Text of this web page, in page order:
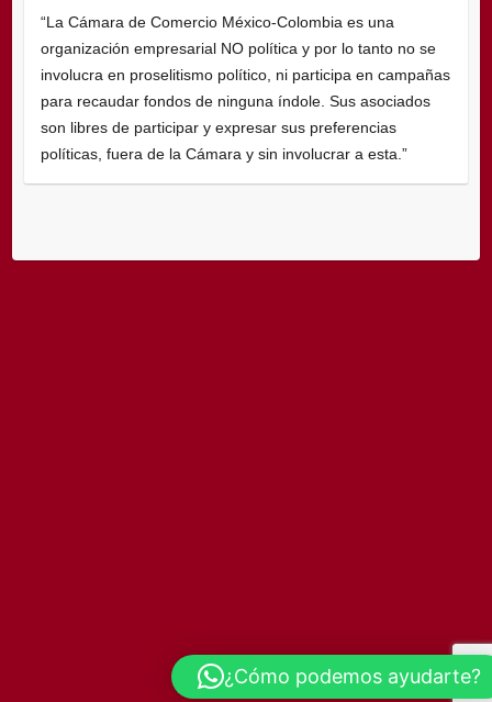
“La Cámara de Comercio México-Colombia es una
organización empresarial NO política y por lo tanto no se
involucra en proselitismo político, ni participa en campañas
para recaudar fondos de ninguna índole. Sus asociados
son libres de participar y expresar sus preferencias
políticas, fuera de la Cámara y sin involucrar a esta.”
¿Cómo podemos ayudarte?